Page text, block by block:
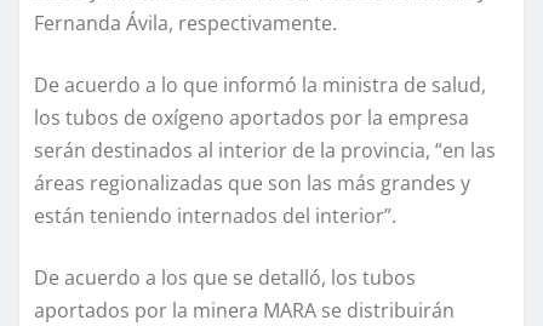
Fernanda Ávila, respectivamente.
De acuerdo a lo que informó la ministra de salud,
los tubos de oxígeno aportados por la empresa
serán destinados al interior de la provincia, “en las
áreas regionalizadas que son las más grandes y
están teniendo internados del interior”.
De acuerdo a los que se detalló, los tubos
aportados por la minera MARA se distribuirán